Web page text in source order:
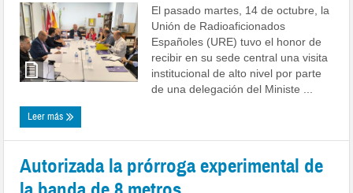
El pasado martes, 14 de octubre, la
Unión de Radioaficionados
Españoles (URE) tuvo el honor de
recibir en su sede central una visita
institucional de alto nivel por parte
de una delegación del Ministe ...
Leer más
Autorizada la prórroga experimental de